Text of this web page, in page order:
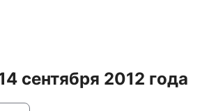
сентября 2012 года